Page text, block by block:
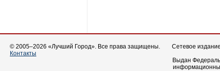
© 2005–2026 «Лучший Город». Все права защищены.
Контакты
Сетевое
Выдан